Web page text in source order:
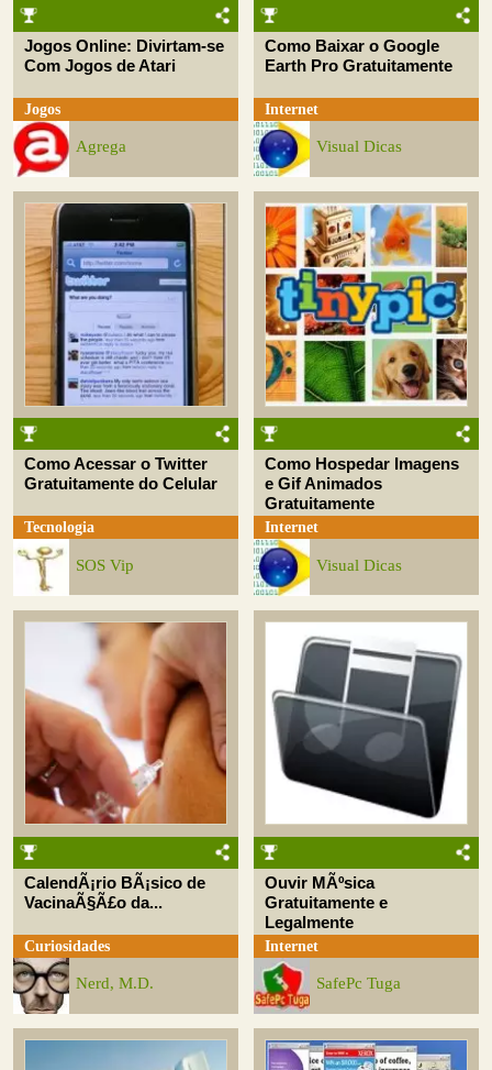
Jogos Online: Divirtam-se
Com Jogos de Atari
Jogos
Agrega
Como Baixar o Google
Earth Pro Gratuitamente
Internet
Visual Dicas
Como Acessar o Twitter
Gratuitamente do Celular
Tecnologia
SOS Vip
Como Hospedar Imagens
e Gif Animados
Gratuitamente
Internet
Visual Dicas
CalendÃ¡rio BÃ¡sico de
VacinaÃ§Ã£o da...
Curiosidades
Nerd, M.D.
Ouvir MÃºsica
Gratuitamente e
Legalmente
Internet
SafePc Tuga